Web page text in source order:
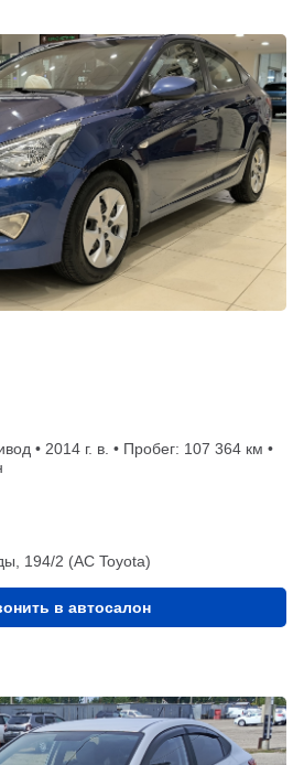
• 2014 г. в. • Пробег: 107 364 км •
194/2 (АС Toyota)
в автосалон